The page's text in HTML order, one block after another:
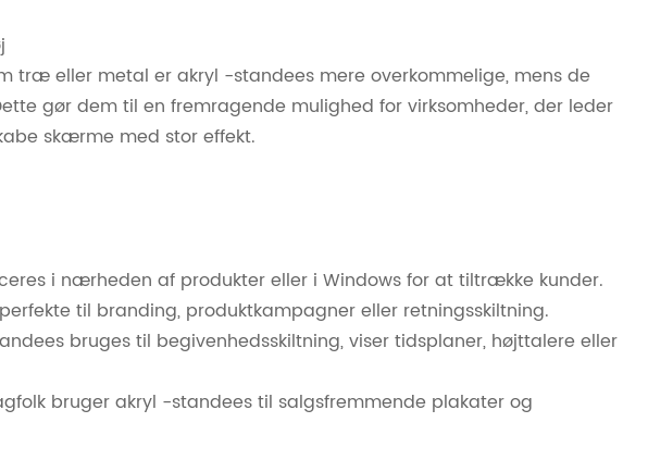
træ eller metal er akryl -standees mere overkommelige, mens de
gør dem til en fremragende mulighed for virksomheder, der leder
skærme med stor effekt.
i nærheden af ​​produkter eller i Windows for at tiltrække kunder.
til branding, produktkampagner eller retningsskiltning.
bruges til begivenhedsskiltning, viser tidsplaner, højttalere eller
bruger akryl -standees til salgsfremmende plakater og